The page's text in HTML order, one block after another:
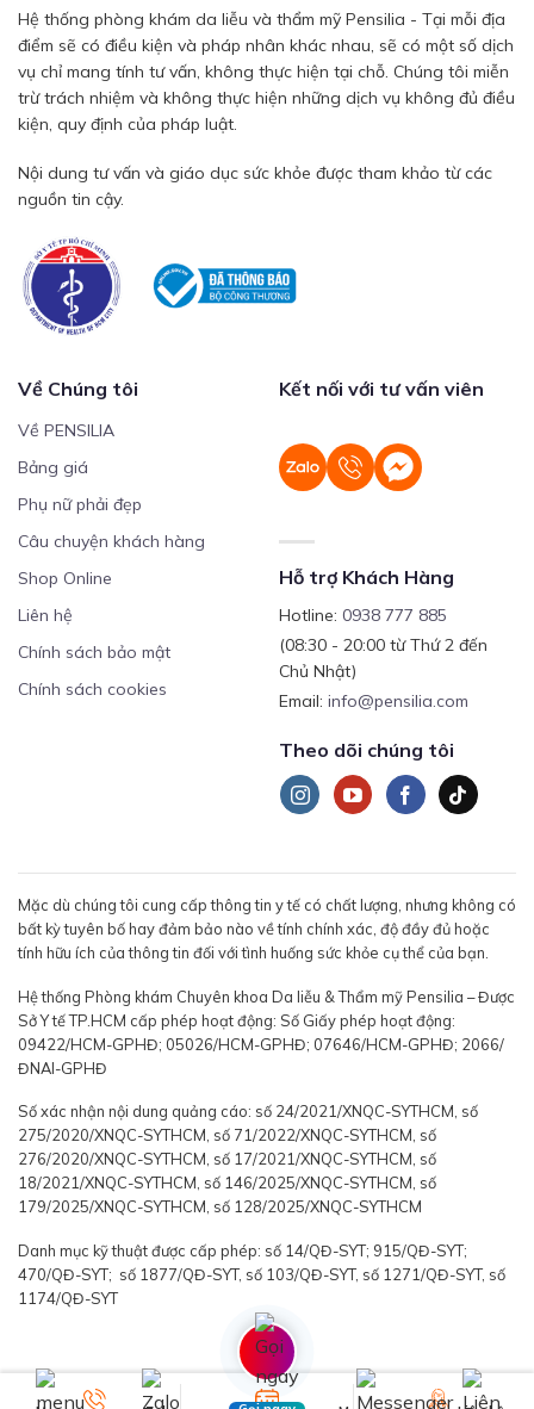
Hệ thống phòng khám da liễu và thẩm mỹ Pensilia - Tại mỗi địa
điểm sẽ có điều kiện và pháp nhân khác nhau, sẽ có một số dịch
vụ chỉ mang tính tư vấn, không thực hiện tại chỗ. Chúng tôi miễn
trừ trách nhiệm và không thực hiện những dịch vụ không đủ điều
kiện, quy định của pháp luật.
Nội dung tư vấn và giáo dục sức khỏe được tham khảo từ các
nguồn tin cậy.
Về Chúng tôi
Về PENSILIA
Bảng giá
Phụ nữ phải đẹp
Câu chuyện khách hàng
Shop Online
Liên hệ
Chính sách bảo mật
Chính sách cookies
Kết nối với tư vấn viên
Hỗ trợ Khách Hàng
Hotline: 0938 777 885
(08:30 - 20:00 từ Thứ 2 đến
Chủ Nhật)
Email: info@pensilia.com
Theo dõi chúng tôi
Mặc dù chúng tôi cung cấp thông tin y tế có chất lượng, nhưng không có
bất kỳ tuyên bố hay đảm bảo nào về tính chính xác, độ đầy đủ hoặc
tính hữu ích của thông tin đối với tình huống sức khỏe cụ thể của bạn.
Hệ thống Phòng khám Chuyên khoa Da liễu & Thẩm mỹ Pensilia – Được
Sở Y tế TP.HCM cấp phép hoạt động: Số Giấy phép hoạt động:
09422/HCM-GPHĐ; 05026/HCM-GPHĐ; 07646/HCM-GPHĐ; 2066/
ĐNAI-GPHĐ
Số xác nhận nội dung quảng cáo: số 24/2021/XNQC-SYTHCM, số
275/2020/XNQC-SYTHCM, số 71/2022/XNQC-SYTHCM, số
276/2020/XNQC-SYTHCM, số 17/2021/XNQC-SYTHCM, số
18/2021/XNQC-SYTHCM, số 146/2025/XNQC-SYTHCM, số
179/2025/XNQC-SYTHCM, số 128/2025/XNQC-SYTHCM
Danh mục kỹ thuật được cấp phép: số 14/QĐ-SYT; 915/QĐ-SYT;
470/QĐ-SYT; số 1877/QĐ-SYT, số 103/QĐ-SYT, số 1271/QĐ-SYT, số
1174/QĐ-SYT